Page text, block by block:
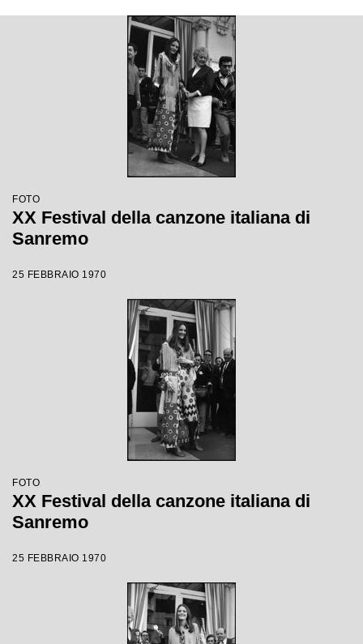
FOTO
XX Festival della canzone italiana di
Sanremo
25 FEBBRAIO 1970
FOTO
XX Festival della canzone italiana di
Sanremo
25 FEBBRAIO 1970